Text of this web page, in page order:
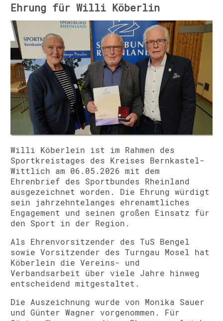
Ehrung für Willi Köberlin
Willi Köberlein ist im Rahmen des
Sportkreistages des Kreises Bernkastel-
Wittlich am 06.05.2026 mit dem
Ehrenbrief des Sportbundes Rheinland
ausgezeichnet worden. Die Ehrung würdigt
sein jahrzehntelanges ehrenamtliches
Engagement und seinen großen Einsatz für
den Sport in der Region.
Als Ehrenvorsitzender desTuS Bengel
sowie Vorsitzender desTurngau Mosel hat
Köberlein die Vereins- und
Verbandsarbeit über viele Jahre hinweg
entscheidend mitgestaltet.
Die Auszeichnung wurde von Monika Sauer
undGünter Wagner vorgenommen. Für